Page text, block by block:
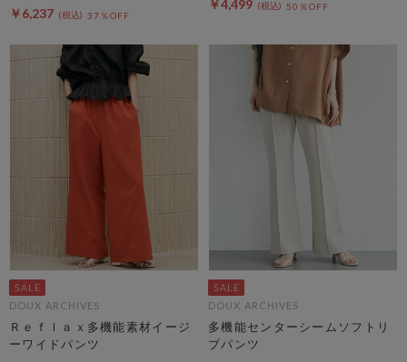
￥6,237 37％OFF
￥4,499 50％OFF
DOUX ARCHIVES
Ｒｅｆｌａｘ多機能素材イージ
ーワイドパンツ
DOUX ARCHIVES
多機能センターシームソフトリ
ブパンツ